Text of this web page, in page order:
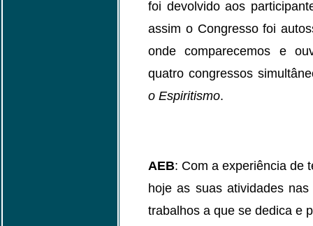
foi devolvido aos
assim o Congresso foi
onde comparecemos e
quatro congressos
o Espiritismo.
AEB: Com a experiência de
hoje as suas atividades
trabalhos a que se dedica e